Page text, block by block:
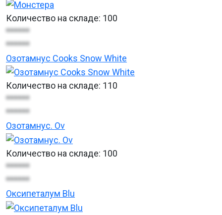
Количество на складе: 100
******
******
Озотамнус Cooks Snow White
Количество на складе: 110
******
******
Озотамнус. Ov
Количество на складе: 100
******
******
Оксипеталум Blu